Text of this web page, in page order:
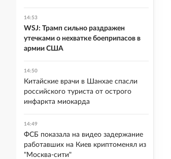
14:53
WSJ: Трамп сильно раздражен
утечками о нехватке боеприпасов в
армии США
14:50
Китайские врачи в Шанхае спасли
российского туриста от острого
инфаркта миокарда
14:49
ФСБ показала на видео задержание
работавших на Киев криптоменял из
"Москва-сити"